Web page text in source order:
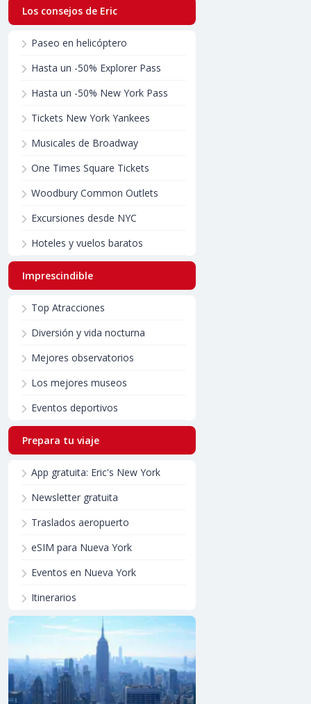
Los consejos de Eric
Paseo en helicóptero
Hasta un -50% Explorer Pass
Hasta un -50% New York Pass
Tickets New York Yankees
Musicales de Broadway
One Times Square Tickets
Woodbury Common Outlets
Excursiones desde NYC
Hoteles y vuelos baratos
Imprescindible
Top Atracciones
Diversión y vida nocturna
Mejores observatorios
Los mejores museos
Eventos deportivos
Prepara tu viaje
App gratuita: Eric's New York
Newsletter gratuita
Traslados aeropuerto
eSIM para Nueva York
Eventos en Nueva York
Itinerarios